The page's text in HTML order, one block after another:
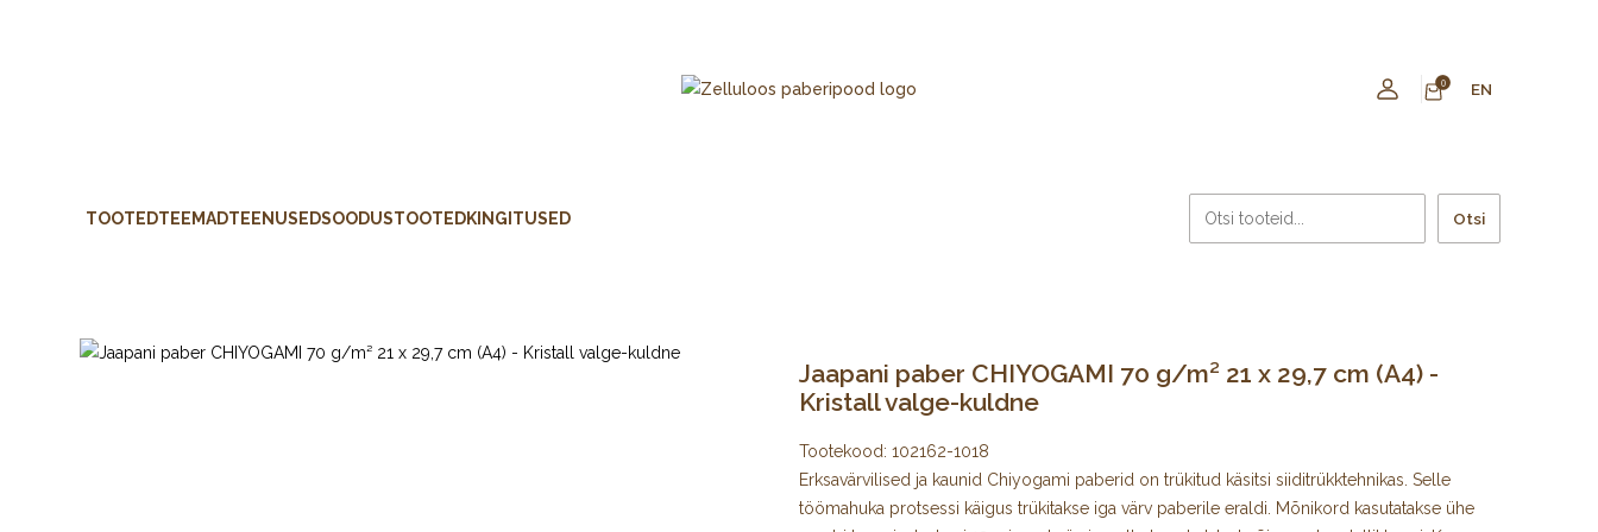
0 EN
TOOTEDTEEMADTEENUSEDSOODUSTOOTEDKINGITUSED Otsi
Jaapani paber CHIYOGAMI 70 g/m² 21 x 29,7 cm (A4) -
Kristall valge-kuldne
Tootekood: 102162-1018
Erksavärvilised ja kaunid Chiyogami paberid on trükitud käsitsi siiditrükktehnikas. Selle
töömahuka protsessi käigus trükitakse iga värv paberile eraldi. Mõnikord kasutatakse ühe